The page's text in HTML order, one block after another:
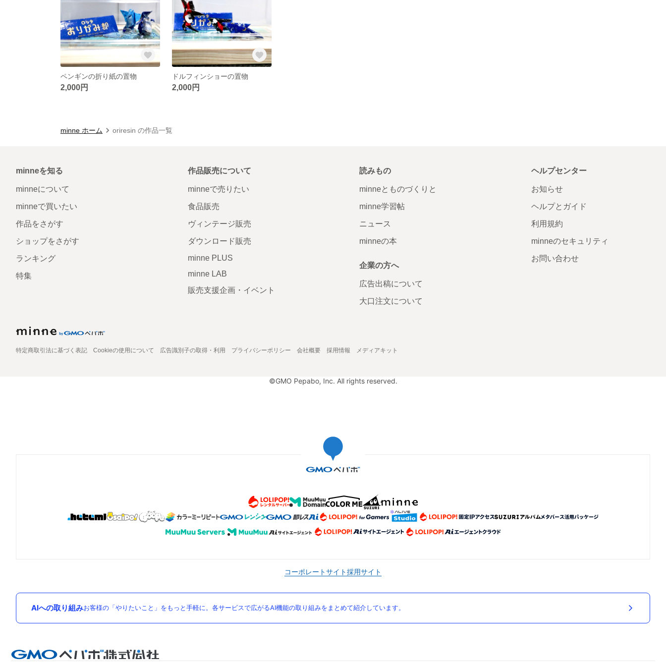
ペンギンの折り紙の置物
2,000円
ドルフィンショーの置物
2,000円
minne ホーム oriresin の作品一覧
minneを知る
minneについて
minneで買いたい
作品をさがす
ショップをさがす
ランキング
特集
作品販売について
minneで売りたい
食品販売
ヴィンテージ販売
ダウンロード販売
minne PLUS
minne LAB
販売支援企画・イベント
読みもの
minneとものづくりと
minne学習帖
ニュース
minneの本
企業の方へ
広告出稿について
大口注文について
ヘルプセンター
お知らせ
ヘルプとガイド
利用規約
minneのセキュリティ
お問い合わせ
特定商取引法に基づく表記 Cookieの使用について 広告識別子の取得・利用 プライバシーポリシー 会社概要 採用情報 メディアキット
©GMO Pepabo, Inc. All rights reserved.
コーポレートサイト採用サイト
AIへの取り組みお客様の「やりたいこと」をもっと手軽に。各サービスで広がるAI機能の取り組みをまとめて紹介しています。